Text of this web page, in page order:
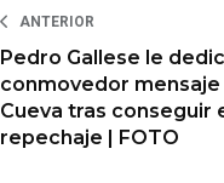
ANTERIOR
Pedro Gallese le
conmovedor mensaje
Cueva tras conseguir
repechaje | FOTO